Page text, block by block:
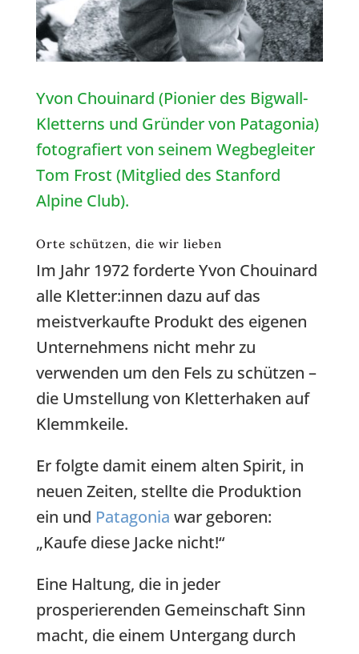
Yvon Chouinard (Pionier des Bigwall-
Kletterns und Gründer von Patagonia)
fotografiert von seinem Wegbegleiter
Tom Frost (Mitglied des Stanford
Alpine Club).
Orte schützen, die wir lieben
Im Jahr 1972 forderte Yvon Chouinard
alle Kletter:innen dazu auf das
meistverkaufte Produkt des eigenen
Unternehmens nicht mehr zu
verwenden um den Fels zu schützen –
die Umstellung von Kletterhaken auf
Klemmkeile.
Er folgte damit einem alten Spirit, in
neuen Zeiten, stellte die Produktion
ein und Patagonia war geboren:
„Kaufe diese Jacke nicht!“
Eine Haltung, die in jeder
prosperierenden Gemeinschaft Sinn
macht, die einem Untergang durch